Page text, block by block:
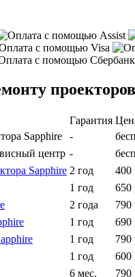
Гарантия
Sapphire
-
центр -
Sapphire 2 год 400
1 год 650
2 года 790
1 год 690
1 год 790
1 год 600
6 мес. 790